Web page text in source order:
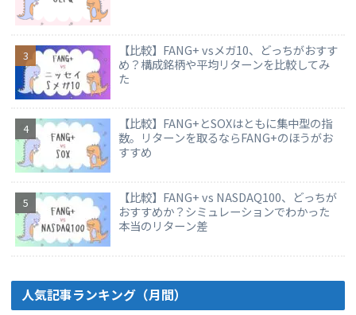
【比較】FANG+ vsメガ10、どっちがおすす
め？構成銘柄や平均リターンを比較してみ
た
【比較】FANG+とSOXはともに集中型の指
数。リターンを取るならFANG+のほうがお
すすめ
【比較】FANG+ vs NASDAQ100、どっちが
おすすめか？シミュレーションでわかった
本当のリターン差
人気記事ランキング（月間）